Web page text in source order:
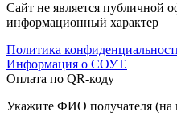
Сайт не является публичной
информационный характер
Политика
Информация о СОУТ.
Оплата по QR-коду
Укажите ФИО получателя (на